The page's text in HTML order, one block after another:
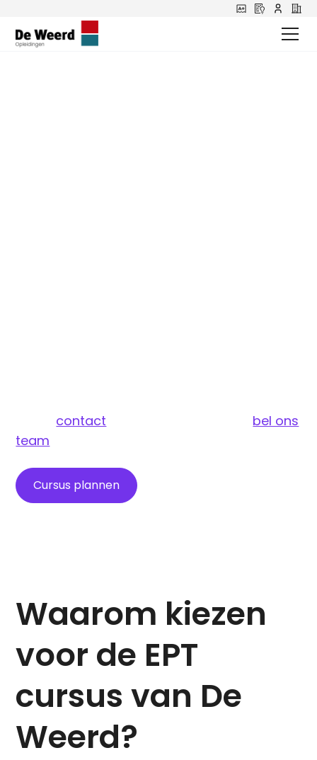
contact
bel ons
team
Cursus plannen
Waarom kiezen
voor de EPT
cursus van De
Weerd?